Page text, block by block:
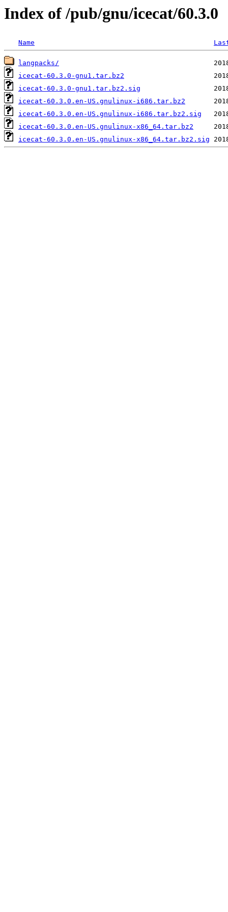
Index of /pub/gnu/icecat/60.3.0
Name
langpacks/
icecat-60.3.0-gnu1.tar.bz2
icecat-60.3.0-gnu1.tar.bz2.sig
icecat-60.3.0.en-US.gnulinux-i686.tar.bz2
icecat-60.3.0.en-US.gnulinux-i686.tar.bz2.sig
icecat-60.3.0.en-US.gnulinux-x86_64.tar.bz2
icecat-60.3.0.en-US.gnulinux-x86_64.tar.bz2.sig